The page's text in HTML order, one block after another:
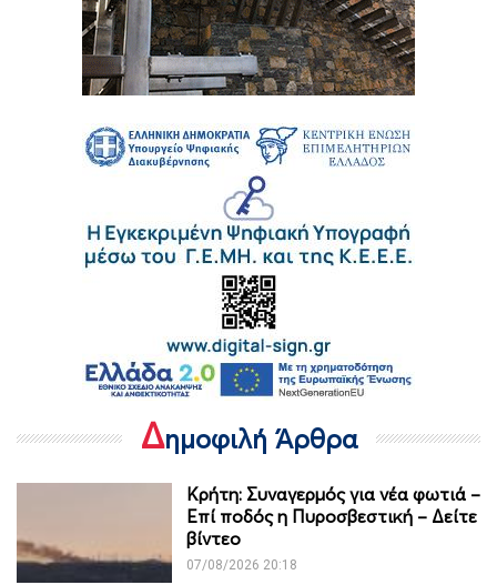
Δημοφιλή Άρθρα
Κρήτη: Συναγερμός για νέα φωτιά –
Επί ποδός η Πυροσβεστική – Δείτε
βίντεο
07/08/2026 20:18